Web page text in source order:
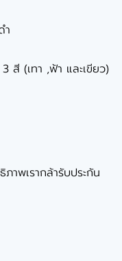
ำ
สี (เทา ,ฟ้า และเขียว)
าพเรากล้ารับประกัน